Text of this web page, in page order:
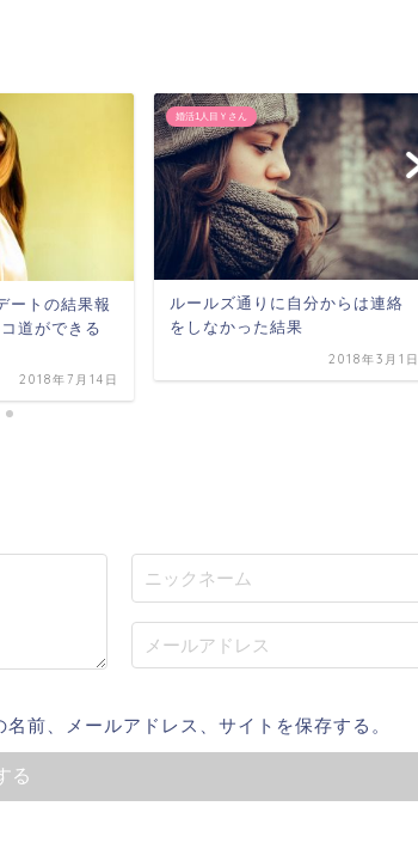
ートの結果報
道ができる
2018年7月14日
婚活1人目Ｙさん
ルールズ通りに自分からは連絡
をしなかった結果
2018年3月1日
前、メールアドレス、サイトを保存する。